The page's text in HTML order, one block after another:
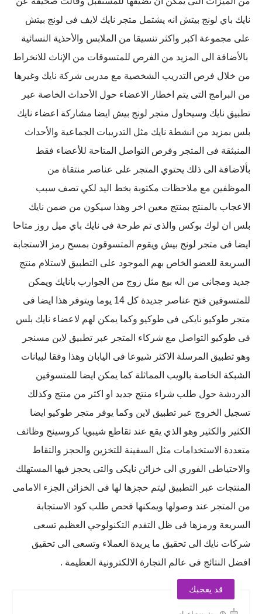
نايك باي لونج بيتش انه يشتمل متجر نايك لايف فى لونج بيتش
على مجموعة اكبر واكثر تنسيقا من الملابس والأحذية النسائية
بالأضافة الى المزيد من الفرص للمتسوقات من الإناث للانخراط
من خلال فرص التدريب الشخصية مع مدربى شركة نايك وغيرها
من البرامج التى يتم اخطار الاعضاء حول الأحداث الخاصة عبر
تطبيق نايك وسيحاول متجر لونج بيش ايضا مشاركة اعضاء نايك
بلس بمزيد من انشطة نايك مثل التدريبات الجماعية والأحداث
المنبثقة فى المتجر وفرص التواصل المتاحة للأعضاء فقط
بألاضافة الى ذلك يحتوي المتجر على عناصر منتقاة من
الموظفين مع ملاحظات مكتوبة بخط اليد لكي تصف سبب
الاعجاب بالمنتج بمنتج معين اخر وهذا سيكون من ضمن نايك
بلس ان لوك بوكس والذى تم طرحة فى نايك باي ميل روز متاحا
ايضا فى متجر لونج بيش ويقوم المتسوقون بمسح رمز الاستجابة
السريعة للعضو الخاص بهم الموجود على التطبيق لاستلام منتج
جديد ومجانى من اله بيع مثل زوج من الجوارب بانايك ويمكن
للمتسوقين فتح عناصر جديدة كل 14 يوما ويتوفر هذا ايضا فى
متجر طوكيو نايكى فى طوكيو وكما يمكن لهم لاعضاء نايك بلس
فى طوكيو التواصل مع شركاء المتجر عبر تطبيق لاين مسنجر
وهو تطبيق المرسلة الاكثر شيوعا فى اليابان وهذا وفقا لبيانات
الشبكة الخاصة بالويب المماثلة كما يمكن ايضا للمتسوقين
الدردشة حول طلب شراء منتج جديد او اكثر من منتج وكذلك
تسجيل الخروج عبر تطبيق لاين وكما يوفر متجر طوكيو ايضا
الكثير والكثير وهو الذي يقع عند تقاطع شيبويا كروسينج وظائف
متعددة الاستخدامات مثل السفينة للتخزين والحجز والتقاط
والاحتياطى الفوري الى خزائن نايكى والتى يحجز فيها المستهلك
المنتجات عبر التطبيق ليتم حجزها لها فى الخزائن الجزء الامامى
من المتجر عند وصولها ويمكنها فحص طلب كود الاستجابة
السريعة ورمزها فى ظل التقدم التكنولوجي العظيم تسعى
شركات نايك الى تحقيق ما يريدة العملاء وتسعى الى تحقيق
افضل النتائج فى عالم التجارة الالكترونية العظيمة .
قد يعجبك